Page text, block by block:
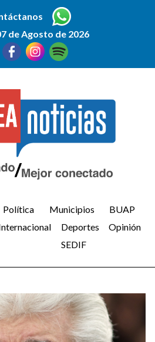
de Agosto de 2026
Política Municipios
BUAP
Deportes
Opinión
SEDIF